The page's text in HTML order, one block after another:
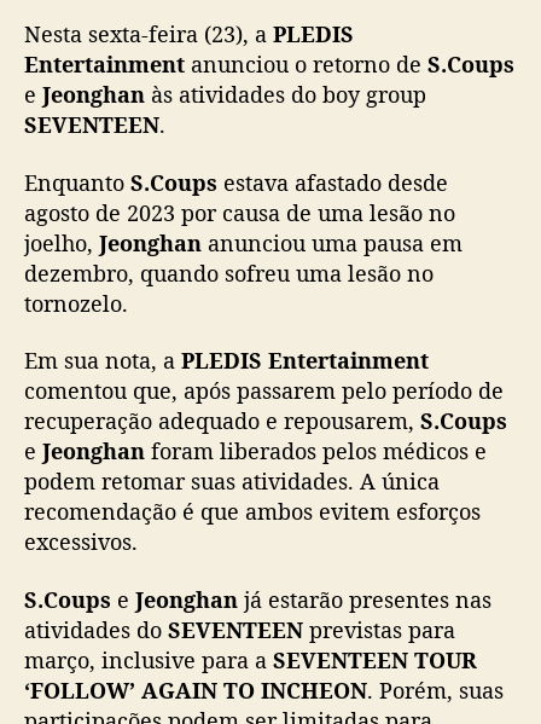
S
a
n
c
i
a
r
o
n
o
d
e
S
o
p
s
e
Nesta sexta-feira (23), a PLEDIS
Entertainment anunciou o retorno de S.Coups
e Jeonghan às atividades do boy group
SEVENTEEN.
Enquanto S.Coups estava afastado desde
agosto de 2023 por causa de uma lesão no
joelho, Jeonghan anunciou uma pausa em
dezembro, quando sofreu uma lesão no
tornozelo.
Em sua nota, a PLEDIS Entertainment
comentou que, após passarem pelo período de
recuperação adequado e repousarem, S.Coups
e Jeonghan foram liberados pelos médicos e
podem retomar suas atividades. A única
recomendação é que ambos evitem esforços
excessivos.
S.Coups e Jeonghan já estarão presentes nas
atividades do SEVENTEEN previstas para
março, inclusive para a SEVENTEEN TOUR
‘FOLLOW’ AGAIN TO INCHEON. Porém, suas